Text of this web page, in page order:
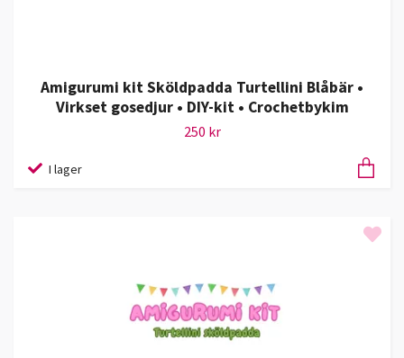
Amigurumi kit Sköldpadda Turtellini Blåbär •
Virkset gosedjur • DIY-kit • Crochetbykim
250 kr
I lager